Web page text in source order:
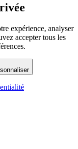
expérience, analyser
accepter tous les